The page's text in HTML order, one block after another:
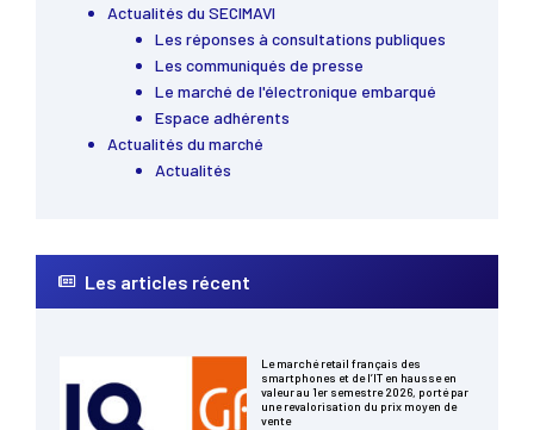
Actualités du SECIMAVI
Les réponses à consultations publiques
Les communiqués de presse
Le marché de l'électronique embarqué
Espace adhérents
Actualités du marché
Actualités
Les articles récent
Le marché retail français des
smartphones et de l’IT en hausse en
valeur au 1er semestre 2026, porté par
une revalorisation du prix moyen de
vente